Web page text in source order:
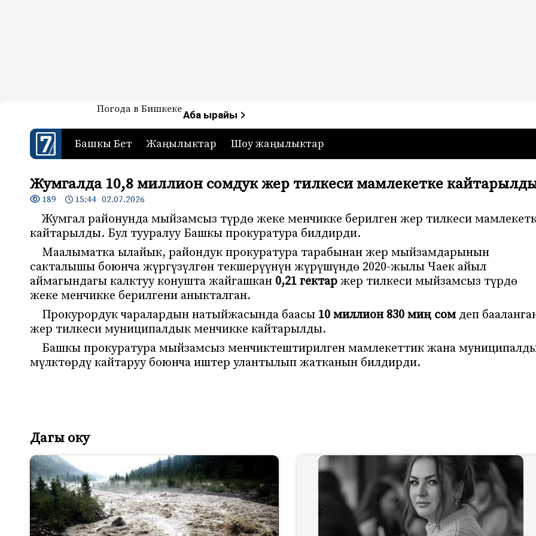
7-канал. Жаңылыктар — Кыргызстан
Жаңылыктар — Кыргызстан
Погода в БишкекеАба ырайы
Башкы Бет Жаңылыктар Шоу жаңылыктар
Жумгалда 10,8 миллион сомдук жер тилкеси мамлекетке
189 15:44 02.07.2026
Жумгал районунда мыйзамсыз түрдө жеке менчикке берилген жер тилкеси
кайтарылды. Бул тууралуу Башкы прокуратура билдирди.
Маалыматка ылайык, райондук прокуратура тарабынан жер мыйзамдарынын
сакталышы боюнча жүргүзүлгөн текшерүүнүн жүрүшүндө 2020-жылы Чаек айыл
аймагындагы калктуу конушта жайгашкан 0,21 гектар жер тилкеси мыйзамсыз түрдө
жеке менчикке берилгени аныкталган.
Прокурордук чаралардын натыйжасында баасы 10 миллион 830 миң сомдеп
жер тилкеси муниципалдык менчикке кайтарылды.
Башкы прокуратура мыйзамсыз менчиктештирилген мамлекеттик жана
мүлктөрдү кайтаруу боюнча иштер улантылып жатканын билдирди.
Дагы оку